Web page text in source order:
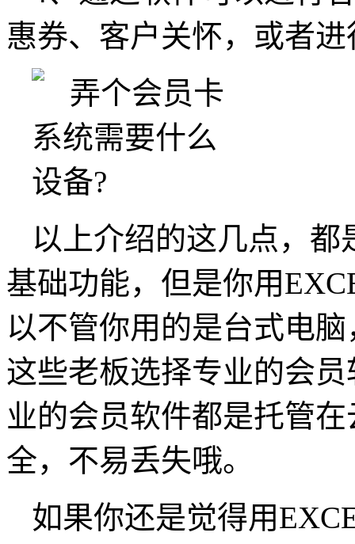
惠券、客户关怀，或者
以上介绍的这几点，
基础功能，但是你用
以不管你用的是台式电
这些老板选择专业的会
业的会员软件都是托管
全，不易丢失哦。
如果你还是觉得用